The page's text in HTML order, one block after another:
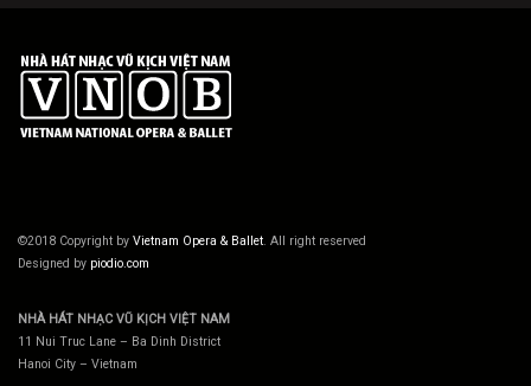
©2018 Copyright by Vietnam Opera & Ballet. All right reserved
Designed by piodio.com
NHÀ HÁT NHẠC VŨ KỊCH VIỆT NAM
11 Nui Truc Lane – Ba Dinh District
Hanoi City – Vietnam